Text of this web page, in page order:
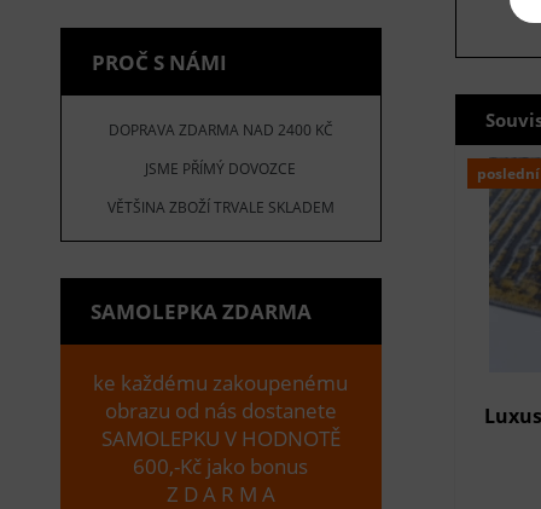
PROČ S NÁMI
DOPRAVA ZDARMA NAD 2400 KČ
JSME PŘÍMÝ DOVOZCE
VĚTŠINA ZBOŽÍ TRVALE SKLADEM
SAMOLEPKA ZDARMA
ke každému zakoupenému
obrazu od nás dostanete
SAMOLEPKU V HODNOTĚ
600,-Kč jako bonus
Z D A R M A